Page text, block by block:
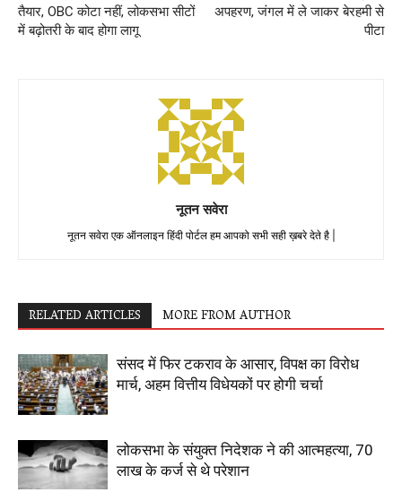
तैयार, OBC कोटा नहीं, लोकसभा सीटों
में बढ़ोतरी के बाद होगा लागू
अपहरण, जंगल में ले जाकर बेरहमी से
पीटा
नूतन सवेरा
नूतन सवेरा एक ऑनलाइन हिंदी पोर्टल हम आपको सभी सही ख़बरे देते है |
RELATED ARTICLES MORE FROM AUTHOR
संसद में फिर टकराव के आसार, विपक्ष का विरोध
मार्च, अहम वित्तीय विधेयकों पर होगी चर्चा
लोकसभा के संयुक्त निदेशक ने की आत्महत्या, 70
लाख के कर्ज से थे परेशान